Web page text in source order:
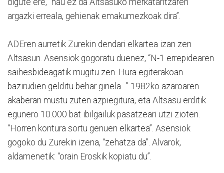
digute ere, “hau ez da Altsasuko merkataritzaren
argazki erreala, gehienak emakumezkoak dira”.
ADEren aurretik Zurekin dendari elkartea izan zen
Altsasun. Asensiok gogoratu duenez, “N-1 errepidearen
saihesbideagatik mugitu zen. Hura egiterakoan
bazirudien gelditu behar ginela…” 1982ko azaroaren
akaberan mustu zuten azpiegitura, eta Altsasu erditik
egunero 10.000 bat ibilgailuk pasatzeari utzi zioten.
“Horren kontura sortu genuen elkartea”. Asensiok
gogoko du Zurekin izena, “zehatza da”. Alvarok,
aldamenetik: “orain Eroskik kopiatu du”.